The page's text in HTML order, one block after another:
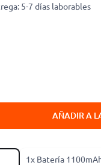
5-7 días laborables
AÑADIR A
1x Batería